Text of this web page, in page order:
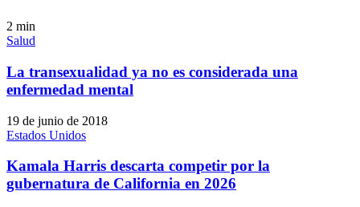
2 min
Salud
La transexualidad ya no es considerada una
enfermedad mental
19 de junio de 2018
Estados Unidos
Kamala Harris descarta competir por la
gubernatura de California en 2026